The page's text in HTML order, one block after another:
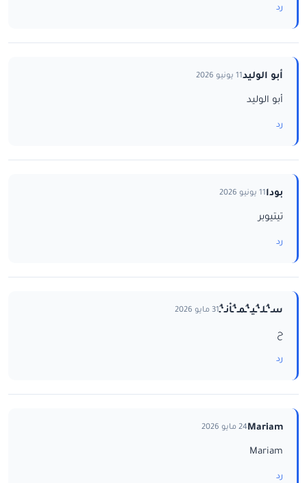
رد
أبو الوليد11 يونيو 2026
أبو الوليد
رد
بودا11 يونيو 2026
تيتيوبر
رد
سـ‘ـُلـ‘ـُيـ‘ـُمـ‘ـُاْنـ‘ـُ31 مايو 2026
ح
رد
Mariam24 مايو 2026
Mariam
رد